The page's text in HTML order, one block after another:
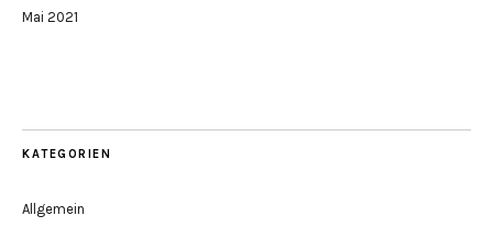
Mai 2021
KATEGORIEN
Allgemein